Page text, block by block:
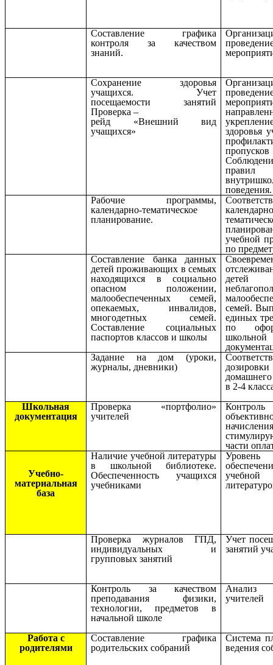
Составление графика
контроля за качеством
знаний.
Сохранение здоровья
учащихся. Учет
посещаемости занятий
Проверка –
рейд «Внешний вид
учащихся»
здоровья
правил
поведения.
Рабочие программы,
календарно-тематическое
планирование.
учебной
по
Составление банка данных
детей проживающих в семьях
находящихся в социально
опасном положении,
малообеспеченных семей,
опекаемых, инвалидов,
многодетных семей.
Составление социальных
паспортов классов и школы
семей.
единых
по
школьной
Задание на дом (уроки,
журналы, дневники)
дозировки
в 2-4
Школьная
документация
Проверка «портфолио»
учителей
Контроль
части
Учебно-
материальная
база
Наличие учебной литературы
в школьной библиотеке.
Обеспеченность учащихся
учебниками
Уровень
учебной
Проверка журналов ГПД,
индивидуальных и
групповых занятий
Учет
занятий
Контроль за качеством
преподавания физики,
технологии, предметов в
начальной школе
Анализ
учителей
Работа с
родителями
Составление графика
родительских собраний
Система
ведения